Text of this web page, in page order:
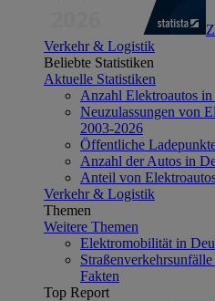
Verkehr & Logistik
Beliebte Statistiken
Aktuelle Statistiken
Anzahl Elektroautos
Neuzulassungen von
2003-2026
Öffentliche
Anzahl der Autos in
Anteil von
Verkehr & Logistik
Themen
Weitere Themen
Elektromobilität in
Fakten
Top Report